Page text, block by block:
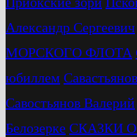
Александр Сергеевич
МОРСКОГО ФЛОТА
юбиллем
Савостьянов Валерий
Белозерке СКАЗКИ